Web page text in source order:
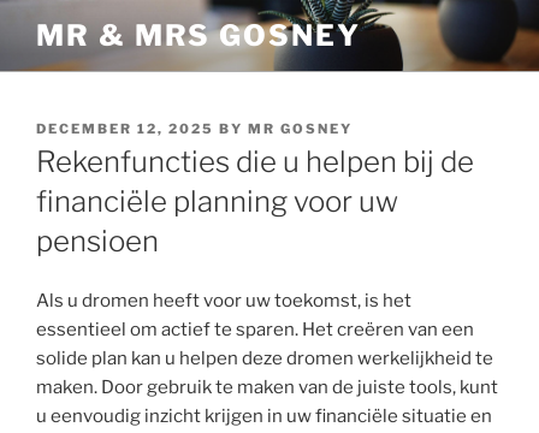
content
MR & MRS GOSNEY
POSTED
ON
DECEMBER 12, 2025 BY MR GOSNEY
Rekenfuncties die u helpen bij de
financiële planning voor uw
pensioen
Als u dromen heeft voor uw toekomst, is het
essentieel om actief te sparen. Het creëren van een
solide plan kan u helpen deze dromen werkelijkheid te
maken. Door gebruik te maken van de juiste tools, kunt
u eenvoudig inzicht krijgen in uw financiële situatie en